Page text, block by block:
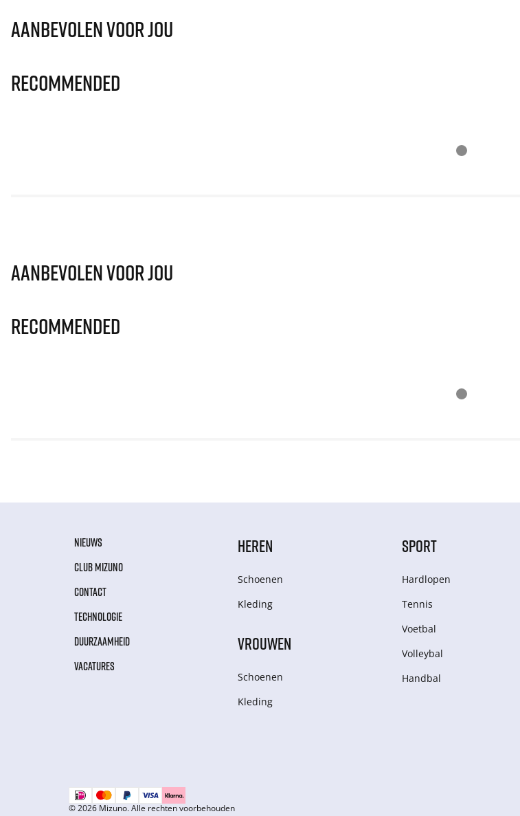
Aanbevolen voor jou
Recommended
Aanbevolen voor jou
Recommended
NIEUWS
CLUB MIZUNO
CONTACT
TECHNOLOGIE
DUURZAAMHEID
VACATURES
HEREN
Schoenen
Kleding
VROUWEN
Schoenen
Kleding
SPORT
Hardlopen
Tennis
Voetbal
Volleybal
Handbal
© 2026 Mizuno. Alle rechten voorbehouden